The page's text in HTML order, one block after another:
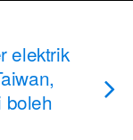
elektrik
boleh